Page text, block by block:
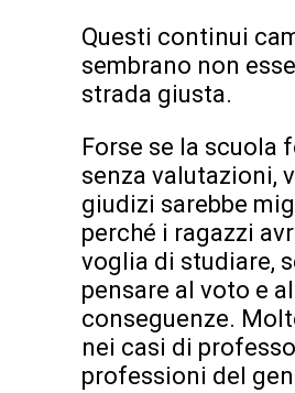
Questi continui
sembrano non
strada giusta.
Forse se la scuola
senza valutazioni,
giudizi sarebbe
perché i ragazzi
voglia di studiare,
pensare al voto e
conseguenze.
nei casi di
professioni del